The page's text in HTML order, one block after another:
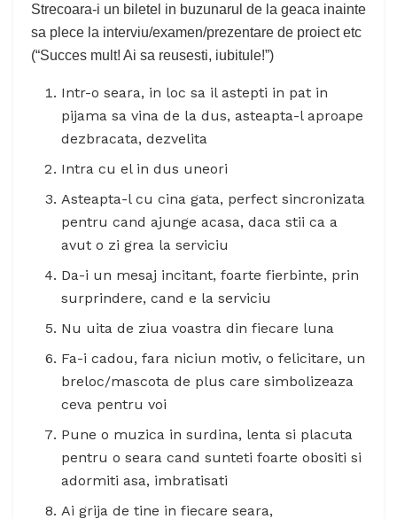
Strecoara-i un biletel in buzunarul de la geaca inainte
sa plece la interviu/examen/prezentare de proiect etc
(“Succes mult! Ai sa reusesti, iubitule!”)
Intr-o seara, in loc sa il astepti in pat in
pijama sa vina de la dus, asteapta-l aproape
dezbracata, dezvelita
Intra cu el in dus uneori
Asteapta-l cu cina gata, perfect sincronizata
pentru cand ajunge acasa, daca stii ca a
avut o zi grea la serviciu
Da-i un mesaj incitant, foarte fierbinte, prin
surprindere, cand e la serviciu
Nu uita de ziua voastra din fiecare luna
Fa-i cadou, fara niciun motiv, o felicitare, un
breloc/mascota de plus care simbolizeaza
ceva pentru voi
Pune o muzica in surdina, lenta si placuta
pentru o seara cand sunteti foarte obositi si
adormiti asa, imbratisati
Ai grija de tine in fiecare seara,